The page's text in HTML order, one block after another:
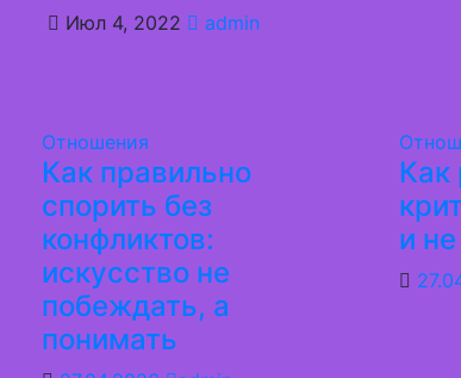
Июл 4, 2022 admin
Отношения
Как правильно
спорить без
конфликтов:
искусство не
побеждать, а
понимать
Как
и